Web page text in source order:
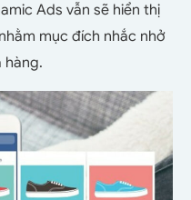
Ads vẫn sẽ hiển thị
mục đích nhắc nhở
hàng.